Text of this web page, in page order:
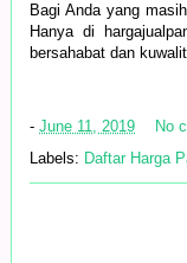
Bagi Anda yang
Hanya di
bersahabat dan
- June 11, 2019
No
Labels: Daftar Harga